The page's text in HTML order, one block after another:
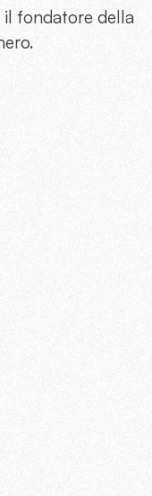
il fondatore della